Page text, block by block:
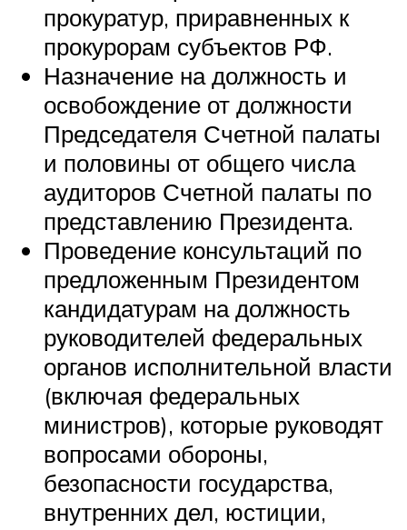
прокуратур, приравненных к
прокурорам субъектов РФ.
Назначение на должность и
освобождение от должности
Председателя Счетной палаты
и половины от общего числа
аудиторов Счетной палаты по
представлению Президента.
Проведение консультаций по
предложенным Президентом
кандидатурам на должность
руководителей федеральных
органов исполнительной власти
(включая федеральных
министров), которые руководят
вопросами обороны,
безопасности государства,
внутренних дел, юстиции,